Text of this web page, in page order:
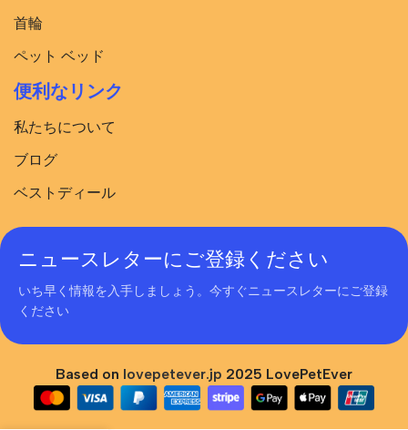
首輪
ペット ベッド
便利なリンク
私たちについて
ブログ
ベストディール
ニュースレターにご登録ください
いち早く情報を入手しましょう。今すぐニュースレターにご登録
ください
Based on lovepetever.jp 2025 LovePetEver